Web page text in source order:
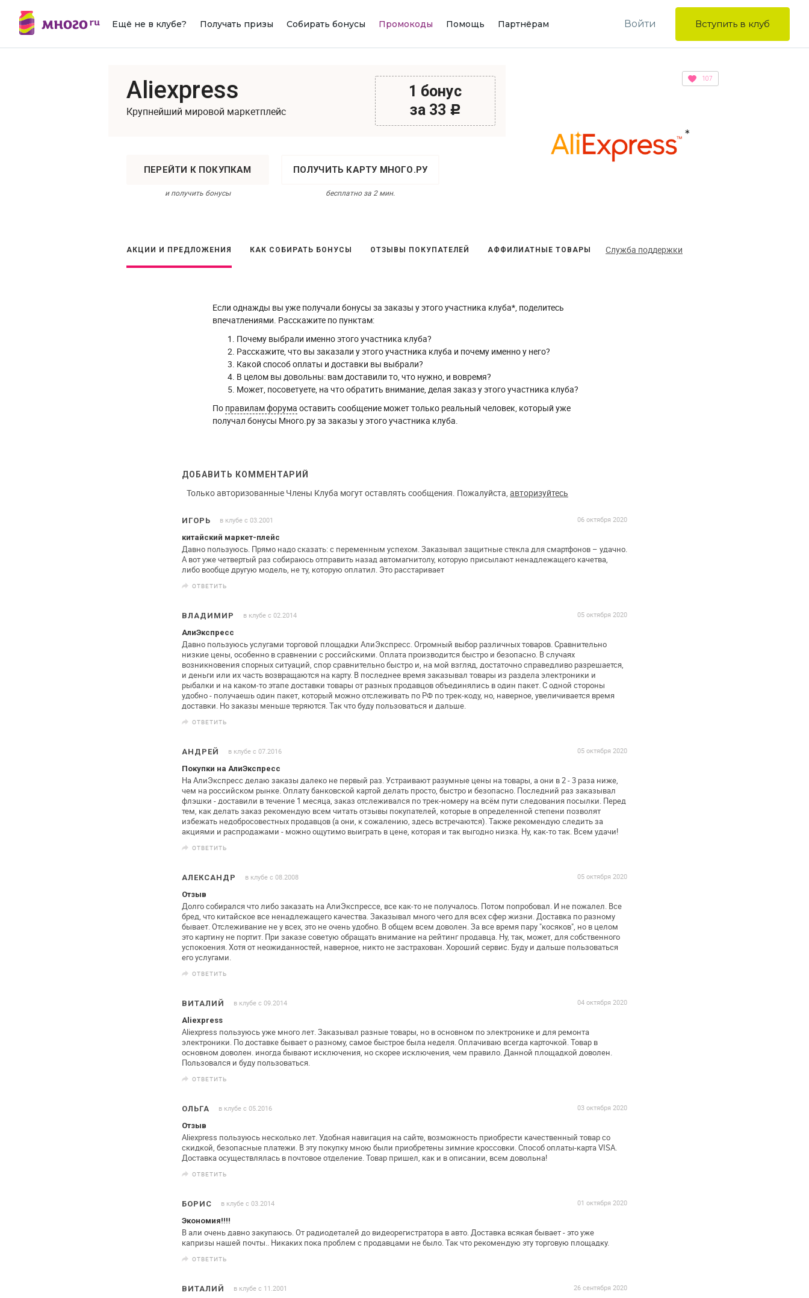
Ещё не в клубе? Получать призы Собирать бонусы Промокоды Помощь Партнёрам Войти Вступить в клуб
1 бонус
за 33 c
Aliexpress
Крупнейший мировой маркетплейс
ПЕРЕЙТИ К ПОКУПКАМ
и получить бонусы
ПОЛУЧИТЬ КАРТУ МНОГО.РУ
бесплатно за 2 мин.
107
АКЦИИ И ПРЕДЛОЖЕНИЯ КАК СОБИРАТЬ БОНУСЫ ОТЗЫВЫ ПОКУПАТЕЛЕЙ АФФИЛИАТНЫЕ ТОВАРЫ Служба поддержки
Если однажды вы уже получали бонусы за заказы у этого участника клуба*, поделитесь
впечатлениями. Расскажите по пунктам:
Почему выбрали именно этого участника клуба?
Расскажите, что вы заказали у этого участника клуба и почему именно у него?
Какой способ оплаты и доставки вы выбрали?
В целом вы довольны: вам доставили то, что нужно, и вовремя?
Может, посоветуете, на что обратить внимание, делая заказ у этого участника клуба?
По правилам форума оставить сообщение может только реальный человек, который уже
получал бонусы Много.ру за заказы у этого участника клуба.
ДОБАВИТЬ КОММЕНТАРИЙ
Только авторизованные Члены Клуба могут оставлять сообщения. Пожалуйста, авторизуйтесь
ИГОРЬ в клубе с 03.2001
06 октября 2020
китайский маркет-плейс
Давно пользуюсь. Прямо надо сказать: с переменным успехом.Заказывал защитные стекла для смартфонов – удачно.
А вот ужечетвертый раз собираюсь отправить назад автомагнитолу, которую присылают ненадлежащего качетва,
либо вообще другую модель, не ту, которую оплатил. Это расстаривает
ОТВЕТИТЬ
ВЛАДИМИР в клубе с 02.2014
05 октября 2020
АлиЭкспресс
Давно пользуюсь услугами торговой площадки АлиЭкспресс.Огромный выбор различных товаров. Сравнительно
низкие цены, особенно в сравнении с российскими. Оплата производитсябыстро и безопасно. В случаях
возникновения спорныхситуаций, спор сравнительно быстро и, на мой взгляд, достаточно справедливо разрешается,
и деньги или их часть возвращаются на карту. В последнее время заказывал товары из раздела электроники и
рыбалки и на каком-то этапе доставки товары от разных продавцов объединялись в один пакет. Содной стороны
удобно - получаешь один пакет, который можноотслеживать по РФ по трек-коду, но, наверное, увеличивается время
доставки. Но заказы меньше теряются. Так что буду пользоваться и дальше.
ОТВЕТИТЬ
АНДРЕЙ в клубе с 07.2016
05 октября 2020
Покупки на АлиЭкспресс
На АлиЭкспресс делаю заказы далеко не первый раз. Устраивают разумные цены на товары, а они в 2 - 3 раза ниже,
чем на российском рынке.Оплату банковской картой делать просто, быстро и безопасно. Последний раз заказывал
флэшки - доставили в течение 1 месяца, заказ отслеживался по трек-номеру на всём пути следования посылки. Перед
тем, как делать заказ рекомендую всем читать отзывы покупателей, которые в определенной степени позволят
избежать недобросовестных продавцов (а они, к сожалению, здесь встречаются).Также рекомендую следить за
акциями и распродажами - можноощутимо выиграть в цене, которая и так выгодно низка. Ну, как-то так. Всем удачи!
ОТВЕТИТЬ
АЛЕКСАНДР в клубе с 08.2008
05 октября 2020
Отзыв
Долго собирался что либо заказать на АлиЭкспрессе, все как-то не получалось. Потом попробовал. И не пожалел. Все
бред, что китайское все ненадлежащего качества. Заказывал много чего для всех сфер жизни. Доставка по разному
бывает.Отслеживание не у всех, это не очень удобно. В общем всем доволен. За все время пару "косяков", но в целом
это картину не портит. При заказе советую обращать внимание на рейтингпродавца. Ну, так, может, для собственного
успокоения. Хотяот неожиданностей, наверное, никто не застрахован. Хороший сервис. Буду и дальше пользоваться
его услугами.
ОТВЕТИТЬ
ВИТАЛИЙ в клубе с 09.2014
04 октября 2020
Aliexpress
Aliexpress пользуюсь уже много лет. Заказывал разные товары, но в основном по электронике и для ремонта
электроники. Подоставке бывает о разному, самое быстрое была неделя.Оплачиваю всегда карточкой. Товар в
основном доволен. иногдабывают исключения, но скорее исключения, чем правило.Данной площадкой доволен.
Пользовался и буду пользоваться.
ОТВЕТИТЬ
ОЛЬГА в клубе с 05.2016
03 октября 2020
Отзыв
Aliexpress пользуюсь несколько лет. Удобная навигация насайте, возможность приобрести качественный товар со
скидкой, безопасные платежи. В эту покупку мною были приобретены зимние кроссовки. Способ оплаты-карта VISA.
Доставкаосуществлялась в почтовое отделение. Товар пришел, как и вописании, всем довольна!
ОТВЕТИТЬ
БОРИС в клубе с 03.2014
01 октября 2020
Экономия!!!!
В али очень давно закупаюсь. От радиодеталей до видеорегистратора в авто. Доставка всякая бывает - это уже
капризы нашей почты.. Никаких пока проблем с продавцами небыло. Так что рекомендую эту торговую площадку.
ОТВЕТИТЬ
ВИТАЛИЙ в клубе с 11.2001
26 сентября 2020